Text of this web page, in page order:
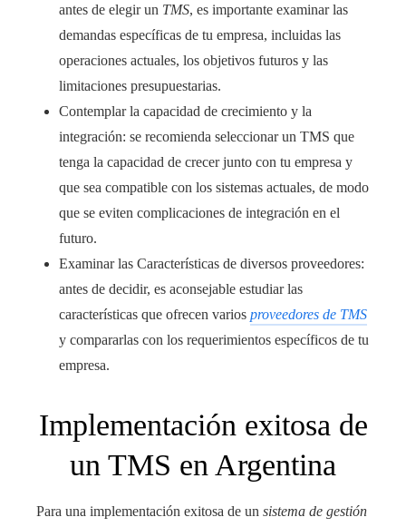
antes de elegir un TMS, es importante examinar las
demandas específicas de tu empresa, incluidas las
operaciones actuales, los objetivos futuros y las
limitaciones presupuestarias.
Contemplar la capacidad de crecimiento y la
integración: se recomienda seleccionar un TMS que
tenga la capacidad de crecer junto con tu empresa y
que sea compatible con los sistemas actuales, de modo
que se eviten complicaciones de integración en el
futuro.
Examinar las Características de diversos proveedores:
antes de decidir, es aconsejable estudiar las
características que ofrecen varios proveedores de TMS
y compararlas con los requerimientos específicos de tu
empresa.
Implementación exitosa de
un TMS en Argentina
Para una implementación exitosa de un sistema de gestión